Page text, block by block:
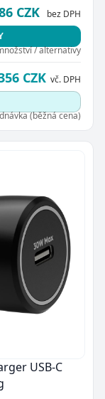
CZK bez DPH
/ alternativy
CZK vč. DPH
(běžná cena)
USB-C